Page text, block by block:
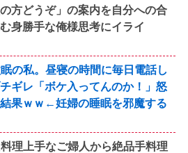
方どうぞ」の案内を自分への合
身勝手な俺様思考にイライ
の私。昼寝の時間に毎日電話し
ギレ「ボケ入ってんのか！」怒
果ｗｗ←妊婦の睡眠を邪魔する
理上手なご婦人から絶品手料理